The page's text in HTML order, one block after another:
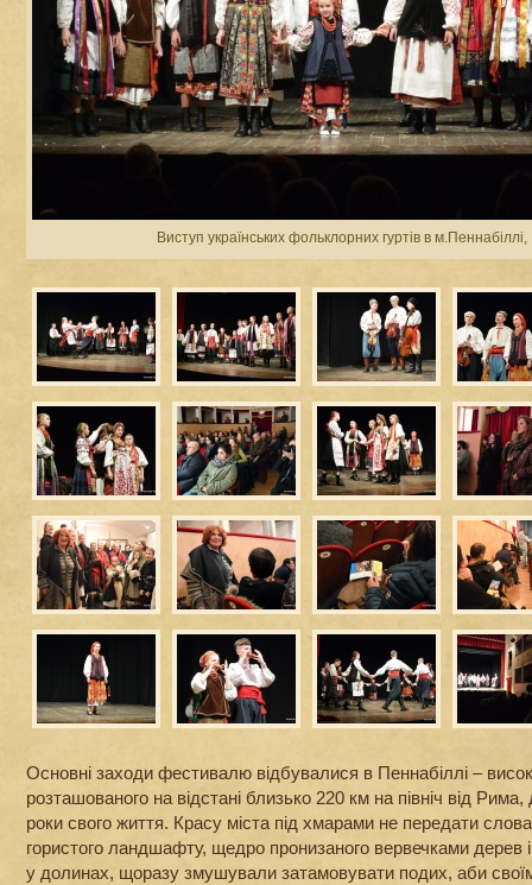
Виступ українських фольклорних гуртів в м.Пеннабіллі,
Основні заходи фестивалю відбувалися в Пеннабіллі –
розташованого на відстані близько 220 км на північ від Рима,
роки свого життя. Красу міста під хмарами не передати
гористого ландшафту, щедро пронизаного вервечками дерев
у долинах, щоразу змушували затамовувати подих, аби